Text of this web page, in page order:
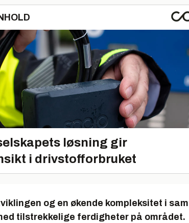
løsning gir
i drivstofforbruket
og en økende kompleksitet i
tilstrekkelige ferdigheter på området.